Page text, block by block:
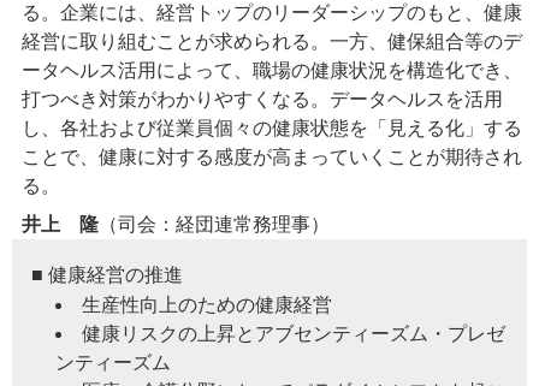
る。企業には、経営トップのリーダーシップのもと、健康
経営に取り組むことが求められる。一方、健保組合等のデ
ータヘルス活用によって、職場の健康状況を構造化でき、
打つべき対策がわかりやすくなる。データヘルスを活用
し、各社および従業員個々の健康状態を「見える化」する
ことで、健康に対する感度が高まっていくことが期待され
る。
井上 隆 （司会：経団連常務理事）
■ 健康経営の推進
生産性向上のための健康経営
健康リスクの上昇とアブセンティーズム・プレゼ
ンティーズム